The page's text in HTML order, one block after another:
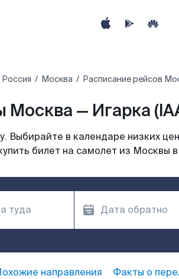
Россия Москва Расписание рейсов
Москва — Игарка
Выбирайте в календаре низких
билет на самолет из Москвы
направления Факты о